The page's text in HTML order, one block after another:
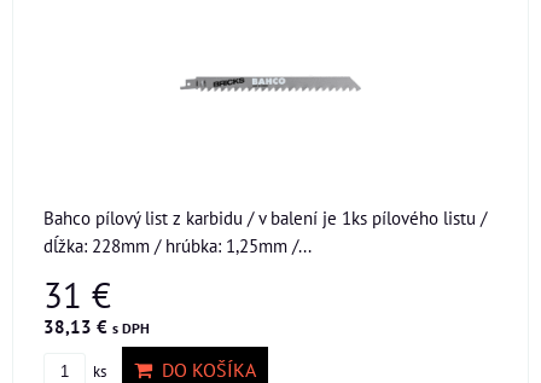
Bahco pílový list z karbidu / v balení je 1ks pílového listu /
dĺžka: 228mm / hrúbka: 1,25mm /...
31 €
38,13 € s DPH
ks DO KOŠÍKA